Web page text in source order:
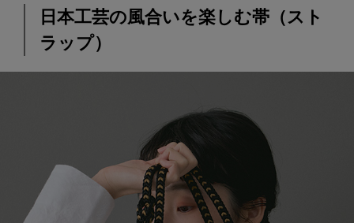
日本工芸の風合いを楽しむ帯（スト
ラップ）